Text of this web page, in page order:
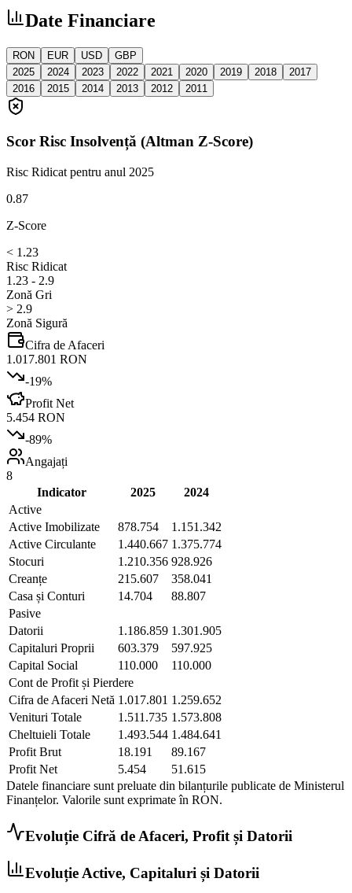
Date Financiare
RON EUR USD
GBP
2025
2024 2023 2022 2021 2020 2019 2018
2017
2016
2015 2014 2013 2012 2011
Scor Risc Insolvență (Altman Z-Score)
Risc Ridicat pentru anul 2025
0.87
Z-Score
< 1.23
Risc Ridicat
1.23 - 2.9
Zonă Gri
> 2.9
Zonă Sigură
Cifra de Afaceri
1.017.801 RON
-19%
Profit Net
5.454 RON
-89%
Angajați
8
Indicator
2025
2024
Active
Active Imobilizate
878.754
1.151.342
Active Circulante
1.440.667 1.375.774
Stocuri
1.210.356 928.926
Creanțe
215.607
358.041
Casa și Conturi
14.704
88.807
Pasive
Datorii
1.186.859 1.301.905
Capitaluri Proprii
603.379
597.925
Capital Social
110.000
110.000
Cont de Profit și Pierdere
Cifra de Afaceri Netă 1.017.801 1.259.652
Venituri Totale
1.511.735 1.573.808
Cheltuieli Totale
1.493.544 1.484.641
Profit Brut
18.191
89.167
Profit Net
5.454
51.615
Datele financiare sunt preluate din bilanțurile publicate de Ministerul
Finanțelor. Valorile sunt exprimate în RON.
Evoluție Cifră de Afaceri, Profit și Datorii
Evoluție Active, Capitaluri și Datorii